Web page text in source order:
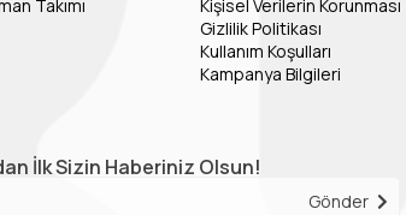
Takımı
Kişisel Verilerin Korunması
Gizlilik Politikası
Kullanım Koşulları
Kampanya Bilgileri
İlk Sizin Haberiniz Olsun!
Gönder